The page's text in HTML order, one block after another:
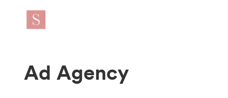
Ad Agency